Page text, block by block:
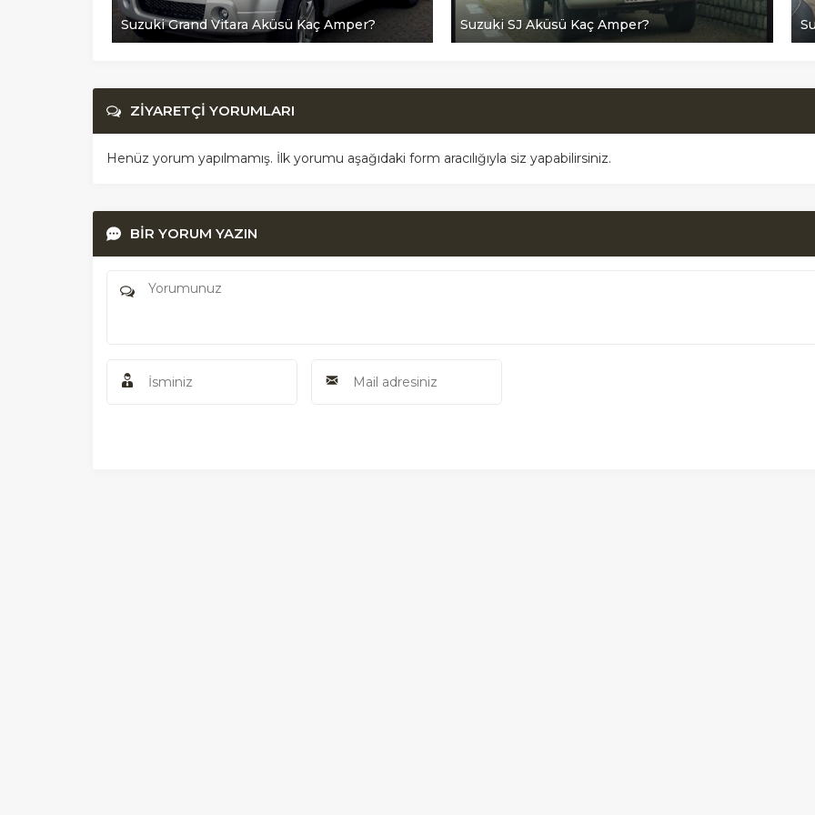
Suzuki Grand Vitara Aküsü Kaç Amper? Suzuki SJ Aküsü Kaç Amper?
ZİYARETÇİ YORUMLARI
Henüz yorum yapılmamış. İlk yorumu aşağıdaki form aracılığıyla siz yapabilirsiniz.
BİR YORUM YAZIN